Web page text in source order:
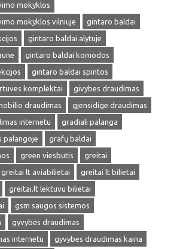
mokyklos
mokyklos vilniuje
gintaro baldai
gintaro baldai alytuje
gintaro baldai komodos
gintaro baldai spintos
komplektai
givybes draudimas
draudimas
gjensidige draudimas
internetu
gradiali palanga
palangoje
grafų baldai
green viesbutis
greitai
greitai lt aviabilietai
greitai lt bilietai
greitai.lt lektuvu bilietai
gsm saugos sistemos
gyvybės draudimas
internetu
gyvybes draudimas kaina